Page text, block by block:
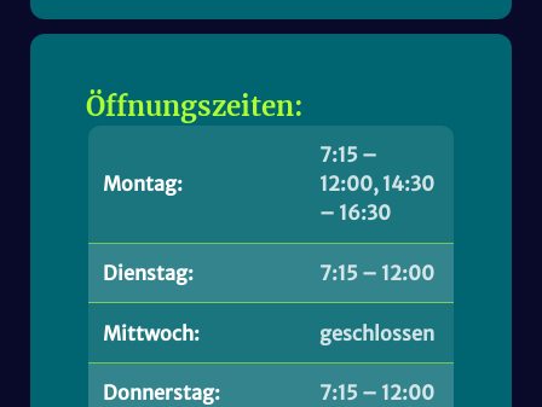
Öffnungszeiten:
Montag:
7:15 –
12:00, 14:30
– 16:30
Dienstag: 7:15 – 12:00
Mittwoch: geschlossen
Donnerstag: 7:15 – 12:00